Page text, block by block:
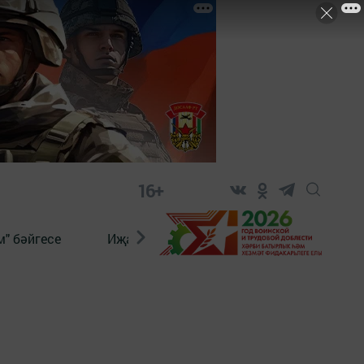
16+
бәйгесе Иҗат Реклама Онлайн